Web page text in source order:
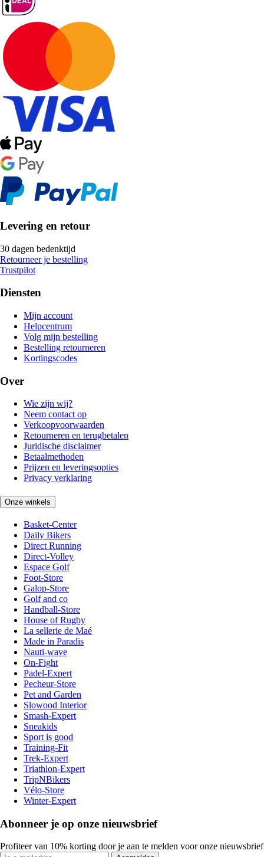
Levering en retour
30 dagen bedenktijd
Retourneer je bestelling
Trustpilot
Diensten
Mijn account
Helpcentrum
Volg mijn bestelling
Bestelling retourneren
Kortingscodes
Over
Wie zijn wij?
Neem contact op
Verkoopvoorwaarden
Retourneren en terugbetalen
Juridische disclaimer
Betaalmethoden
Prijzen en leveringsopties
Privacy verklaring
Onze winkels
Basket-Center
Daily Bikers
Direct Running
Direct-Volley
Espace Golf
Foot-Store
Galop-Store
Golf and co
Handball-Store
House of Rugby
La sellerie de Maé
Made in Paradis
Nauti-wave
On-Fight
Padel-Expert
Pecheur-Store
Pet and Garden
Slowood Interior
Smash-Expert
Sneakids
Sport is good
Training-Fit
Trek-Expert
Triathlon-Expert
TripNBikers
Vélo-Store
Winter-Expert
Abonneer je op onze nieuwsbrief
Profiteer van 10% korting door je aan te melden voor onze nieuwsbrief